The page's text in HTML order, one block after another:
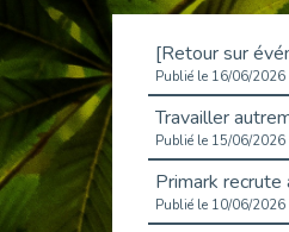
Publié le 16/06/2026
Publié le 15/06/2026
Publié le 10/06/2026